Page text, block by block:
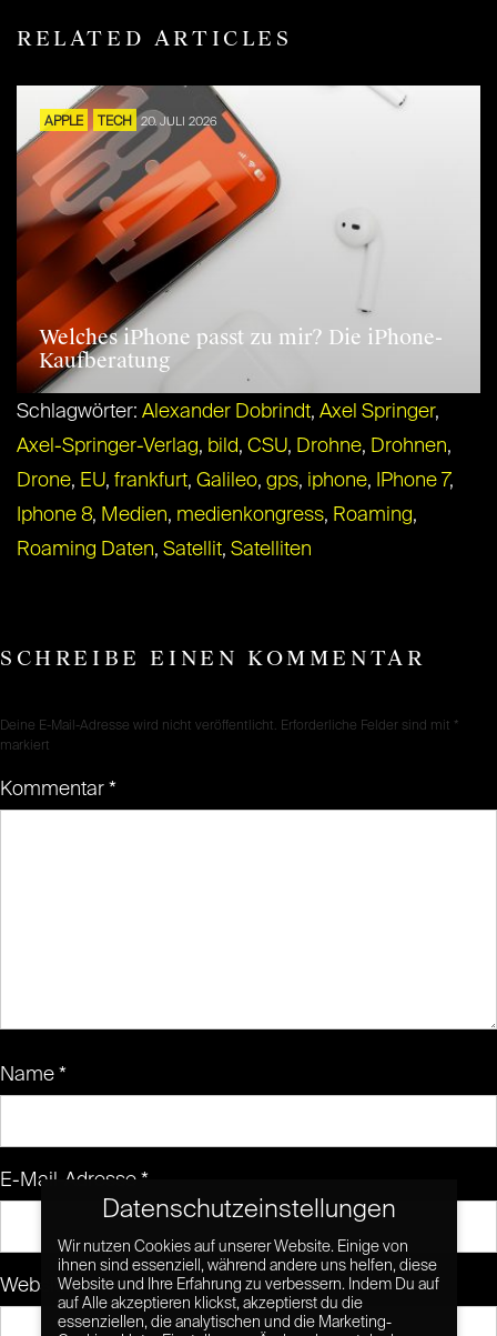
RELATED ARTICLES
APPLE TECH 20. JULI 2026
Welches iPhone passt zu mir? Die iPhone-
Kaufberatung
Schlagwörter: Alexander Dobrindt, Axel Springer,
Axel-Springer-Verlag, bild, CSU, Drohne, Drohnen,
Drone, EU, frankfurt, Galileo, gps, iphone, IPhone 7,
Iphone 8, Medien, medienkongress, Roaming,
Roaming Daten, Satellit, Satelliten
SCHREIBE EINEN KOMMENTAR
Deine E-Mail-Adresse wird nicht veröffentlicht. Erforderliche Felder sind mit *
markiert
Kommentar *
Name *
E-Mail-Adresse *
Website
Datenschutzeinstellungen
Wir nutzen Cookies auf unserer Website. Einige von
ihnen sind essenziell, während andere uns helfen, diese
Website und Ihre Erfahrung zu verbessern. Indem Du auf
auf Alle akzeptieren klickst, akzeptierst du die
essenziellen, die analytischen und die Marketing-